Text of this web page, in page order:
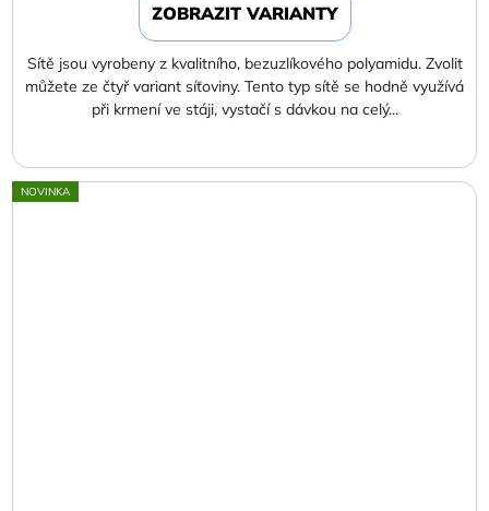
ZOBRAZIT VARIANTY
Sítě jsou vyrobeny z kvalitního, bezuzlíkového polyamidu. Zvolit
můžete ze čtyř variant síťoviny. Tento typ sítě se hodně využívá
při krmení ve stáji, vystačí s dávkou na celý...
NOVINKA